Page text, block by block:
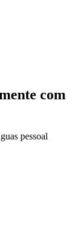
com
pessoal